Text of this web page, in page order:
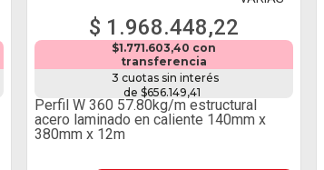
$ 1.968.448,22
$1.771.603,40 con
transferencia
3 cuotas sin interés
de $656.149,41
Perfil W 360 57.80kg/m estructural
acero laminado en caliente 140mm x
380mm x 12m